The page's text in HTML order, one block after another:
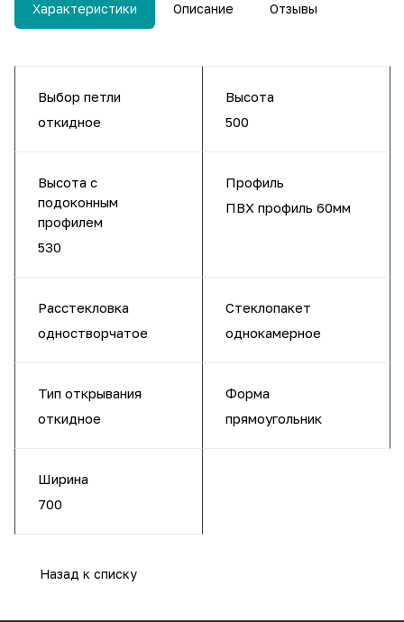
Характеристики Описание Отзывы
Выбор петли
откидное
Высота
500
Высота с
подоконным
профилем
530
Профиль
ПВХ профиль 60мм
Расстекловка
одностворчатое
Стеклопакет
однокамерное
Тип открывания
откидное
Форма
прямоугольник
Ширина
700
Назад к списку